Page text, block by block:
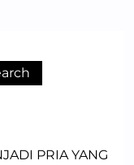
PRIA YANG